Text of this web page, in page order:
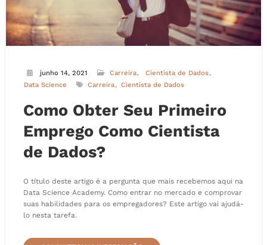
junho 14, 2021 Carreira
Cientista de Dados
Data Science
Carreira Cientista de Dados
Como Obter Seu Primeiro
Emprego Como Cientista
de Dados?
O título deste artigo é a pergunta que mais recebemos aqui na
Data Science Academy. Como entrar no mercado e comprovar
suas habilidades para os empregadores? Este artigo vai ajudá-
lo nesta tarefa.